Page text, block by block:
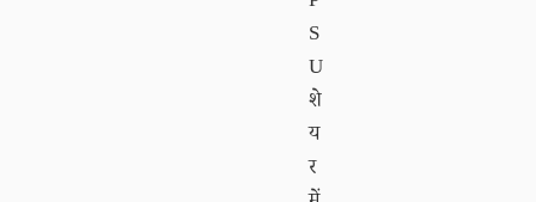
S
U
शे
य
र